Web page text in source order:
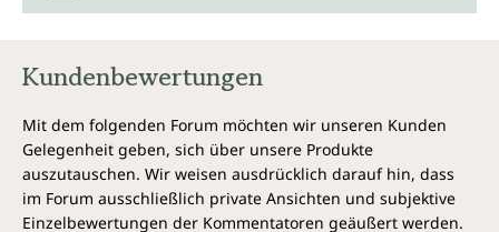
Wozu dient der Grapefruitextrakt?
Der Grapefruitkernextrakt von Unimedica bietet eine
praktische, einfache Möglichkeit, die Ernährung
gezielt um spezielle sekundäre Pflanzenstoffe der
bitter-süß-säuerlichen Grapefruit zu erweitern. Die
Kapsel bietet eine Alternative für alle, die die herbe
Kundenbewertungen
Mit dem folgenden Forum möchten wir unseren Kunden
Gelegenheit geben, sich über unsere Produkte
auszutauschen. Wir weisen ausdrücklich darauf hin, dass
im Forum ausschließlich private Ansichten und subjektive
Einzelbewertungen der Kommentatoren geäußert werden.